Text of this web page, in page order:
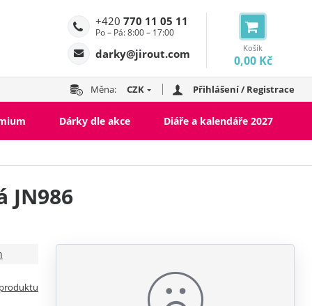
Košík
0,00 Kč
+420 770 11 05 11
Po – Pá: 8:00 – 17:00
darky@jirout.com
Měna: CZK Přihlášení / Registrace
Dárky dle akce Diáře a kalendáře 2027
JN986